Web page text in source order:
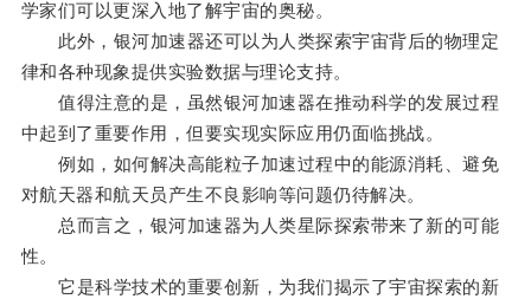
学家们可以更深入地了解宇宙的奥秘。
此外，银河加速器还可以为人类探索宇宙背后的物理定
律和各种现象提供实验数据与理论支持。
值得注意的是，虽然银河加速器在推动科学的发展过程
中起到了重要作用，但要实现实际应用仍面临挑战。
例如，如何解决高能粒子加速过程中的能源消耗、避免
对航天器和航天员产生不良影响等问题仍待解决。
总而言之，银河加速器为人类星际探索带来了新的可能
性。
它是科学技术的重要创新，为我们揭示了宇宙探索的新